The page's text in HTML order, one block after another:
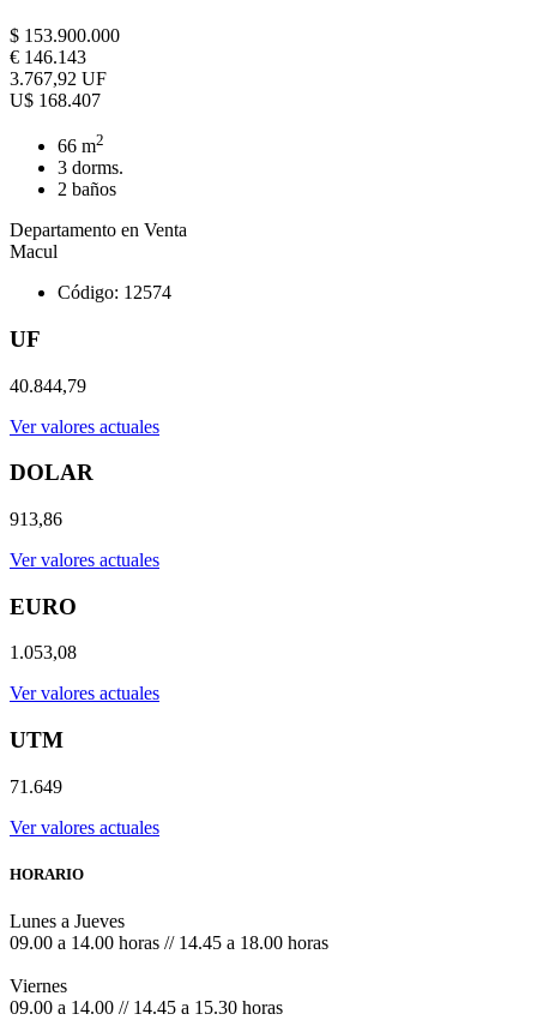
$ 153.900.000
€ 146.143
3.767,92 UF
U$ 168.407
66 m2
3 dorms.
2 baños
Departamento en Venta
Macul
Código: 12574
UF
40.844,79
Ver valores actuales
DOLAR
913,86
Ver valores actuales
EURO
1.053,08
Ver valores actuales
UTM
71.649
Ver valores actuales
HORARIO
Lunes a Jueves
09.00 a 14.00 horas // 14.45 a 18.00 horas
Viernes
09.00 a 14.00 // 14.45 a 15.30 horas